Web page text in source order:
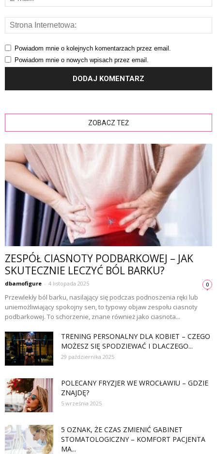
Powiadom mnie o kolejnych komentarzach przez email.
Powiadom mnie o nowych wpisach przez email.
ZOBACZ TEŻ
ZESPÓŁ CIASNOTY PODBARKOWEJ – JAK
SKUTECZNIE LECZYĆ BÓL BARKU?
dbamofigure - 4 listopada 2025 0
Przewlekły ból barku, nasilający się podczas podnoszenia ręki lub
uniemożliwiający spokojny sen, to typowy objaw zespołu ciasnoty
podbarkowej. To schorzenie, znane również jako ciasnota...
TRENING PERSONALNY DLA KOBIET – CZEGO
MOŻESZ SIĘ SPODZIEWAĆ I DLACZEGO...
29 października 2025
POLECANY FRYZJER WE WROCŁAWIU – GDZIE
ZNAJDĘ?
5 września 2025
5 OZNAK, ŻE CZAS ZMIENIĆ GABINET
STOMATOLOGICZNY – KOMFORT PACJENTA
MA...